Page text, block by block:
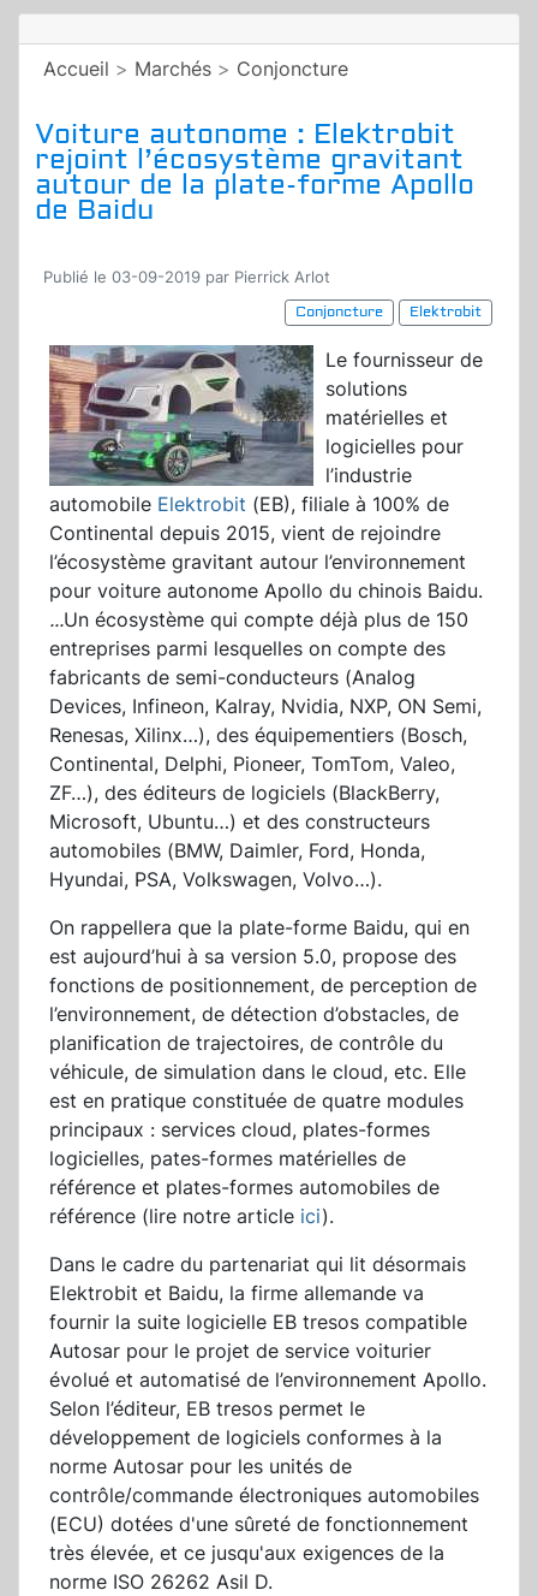
Accueil > Marchés > Conjoncture
Voiture autonome : Elektrobit
rejoint l’écosystème gravitant
autour de la plate-forme Apollo
de Baidu
Publié le 03-09-2019 par Pierrick Arlot
Conjoncture
Elektrobit
Le fournisseur de
solutions
matérielles et
logicielles pour
l’industrie
automobile Elektrobit (EB), filiale à 100% de
Continental depuis 2015, vient de rejoindre
l’écosystème gravitant autour l’environnement
pour voiture autonome Apollo du chinois Baidu.
...Un écosystème qui compte déjà plus de 150
entreprises parmi lesquelles on compte des
fabricants de semi-conducteurs (Analog
Devices, Infineon, Kalray, Nvidia, NXP, ON Semi,
Renesas, Xilinx…), des équipementiers (Bosch,
Continental, Delphi, Pioneer, TomTom, Valeo,
ZF…), des éditeurs de logiciels (BlackBerry,
Microsoft, Ubuntu…) et des constructeurs
automobiles (BMW, Daimler, Ford, Honda,
Hyundai, PSA, Volkswagen, Volvo…).
On rappellera que la plate-forme Baidu, qui en
est aujourd’hui à sa version 5.0, propose des
fonctions de positionnement, de perception de
l’environnement, de détection d’obstacles, de
planification de trajectoires, de contrôle du
véhicule, de simulation dans le cloud, etc. Elle
est en pratique constituée de quatre modules
principaux : services cloud, plates-formes
logicielles, pates-formes matérielles de
référence et plates-formes automobiles de
référence (lire notre article ici).
Dans le cadre du partenariat qui lit désormais
Elektrobit et Baidu, la firme allemande va
fournir la suite logicielle EB tresos compatible
Autosar pour le projet de service voiturier
évolué et automatisé de l’environnement Apollo.
Selon l’éditeur, EB tresos permet le
développement de logiciels conformes à la
norme Autosar pour les unités de
contrôle/commande électroniques automobiles
(ECU) dotées d'une sûreté de fonctionnement
très élevée, et ce jusqu'aux exigences de la
norme ISO 26262 Asil D.